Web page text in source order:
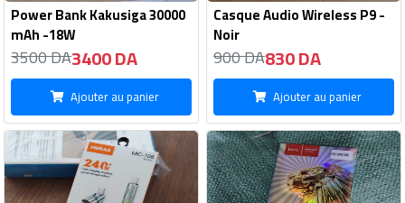
Power Bank Kakusiga 30000
mAh -18W
3500 DA3400 DA
Ajouter au panier
Casque Audio Wireless P9 -
Noir
900 DA830 DA
Ajouter au panier